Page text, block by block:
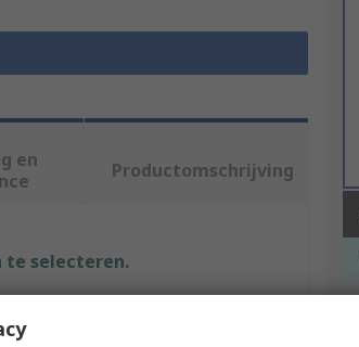
en
Productomschrijving
te selecteren.